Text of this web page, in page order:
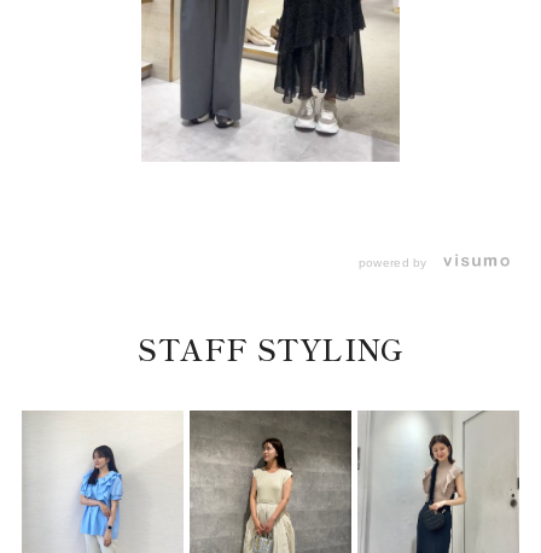
powered by
STAFF STYLING